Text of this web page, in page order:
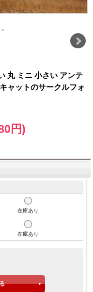
丸 ミニ 小さい アンテ
ャットのサークルフォ
円)
在庫あり
在庫あり